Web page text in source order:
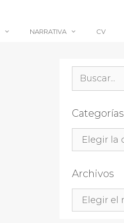
NARRATIVA CV
Categorías
Archivos